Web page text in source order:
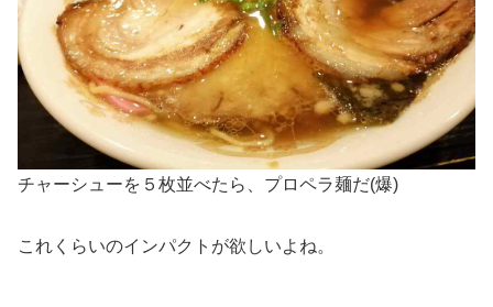
チャーシューを５枚並べたら、プロペラ麺だ(爆)
これくらいのインパクトが欲しいよね。